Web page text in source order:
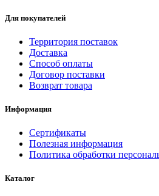
Для покупателей
Территория поставок
Доставка
Способ оплаты
Договор поставки
Возврат товара
Информация
Сертификаты
Полезная информация
Политика обработки
Каталог